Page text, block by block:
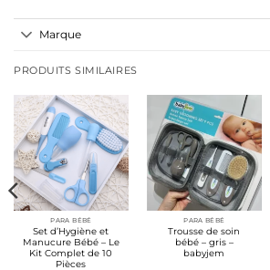
Marque
PRODUITS SIMILAIRES
PARA BÉBÉ
Set d’Hygiène et
Manucure Bébé – Le
Kit Complet de 10
Pièces
PARA BÉBÉ
Trousse de soin
bébé – gris –
babyjem